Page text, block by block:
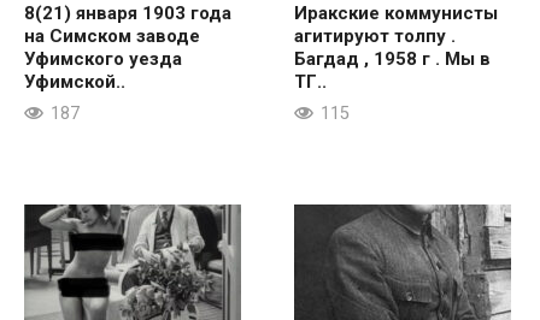
8(21) января 1903 года
на Симском заводе
Уфимского уезда
Уфимской..
187
Иракские коммунисты
агитируют толпу .
Багдад , 1958 г . Мы в
ТГ..
115